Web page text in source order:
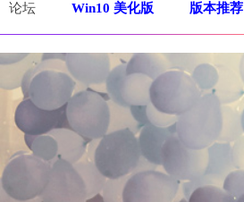
论坛 Win10 美化版 版本推荐